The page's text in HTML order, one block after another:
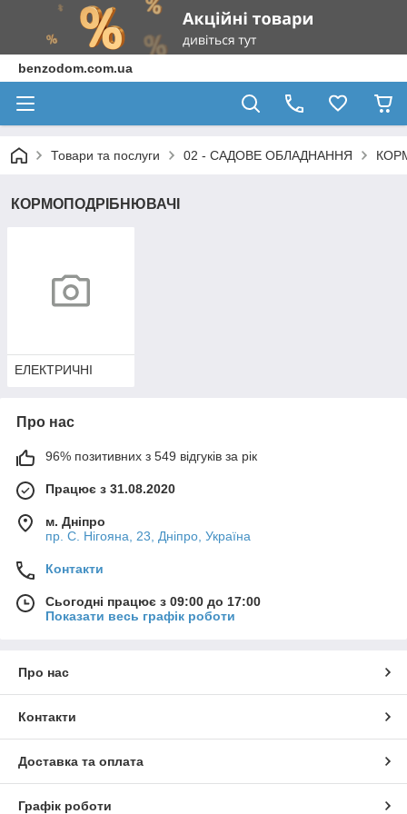
benzodom.com.ua
Товари та послуги 02 - САДОВЕ ОБЛАДНАННЯ
КОРМОПОДРІБНЮВАЧІ
ЕЛЕКТРИЧНІ
Про нас
96% позитивних з 549 відгуків за рік
Працює з 31.08.2020
м. Дніпро
пр. С. Нігояна, 23, Дніпро, Україна
Контакти
Сьогодні працює з 09:00 до 17:00
Показати весь графік роботи
Про нас
Контакти
Доставка та оплата
Графік роботи